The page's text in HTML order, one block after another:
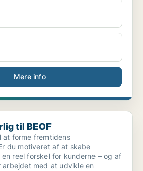
Mere info
til BEOF
forme fremtidens
du motiveret af at skabe
reel forskel for kunderne – og af
med at udvikle en